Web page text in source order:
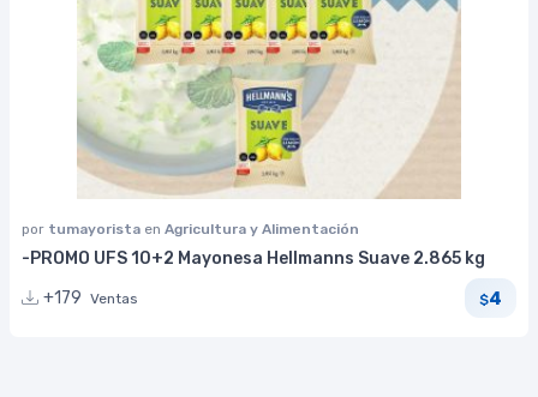
por tumayorista en Agricultura y Alimentación
-PROMO UFS 10+2 Mayonesa Hellmanns Suave 2.865 kg
+179 Ventas $4